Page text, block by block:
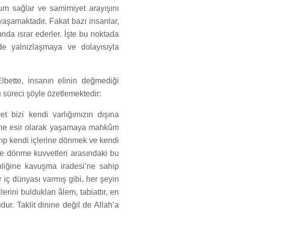
sağlar ve samimiyet arayışını
Fakat bazı insanlar,
ısrar ederler. İşte bu noktada
yalnızlaşmaya ve dolayısıyla
insanın elinin değmediği
süreci şöyle özetlemektedir:
kendi varlığımızın dışına
esir olarak yaşamaya mahkûm
kendi içlerine dönmek ve kendi
dönme kuvvetleri arasındaki bu
kavuşma iradesi’ne sahip
dünyası varmış gibi, her şeyin
buldukları âlem, tabiattır, en
Taklit dinine değil de Allah’a